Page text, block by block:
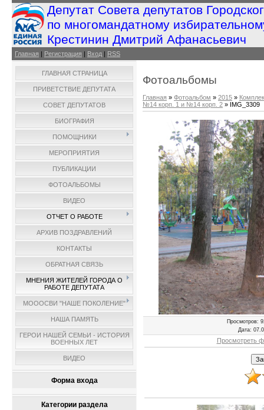
Депутат Совета депутатов
по многомандатному
Крестинин Дмитрий Афанасьевич
Главная | Регистрация | Вход | RSS
ГЛАВНАЯ СТРАНИЦА
ПРИВЕТСТВИЕ ДЕПУТАТА
СОВЕТ ДЕПУТАТОВ
БИОГРАФИЯ
ПОМОЩНИКИ
МЕРОПРИЯТИЯ
ПУБЛИКАЦИИ
ФОТОАЛЬБОМЫ
ВИДЕО
ОТЧЕТ О РАБОТЕ
АРХИВ ПОЗДРАВЛЕНИЙ
КОНТАКТЫ
ОБРАТНАЯ СВЯЗЬ
МНЕНИЯ ЖИТЕЛЕЙ ГОРОДА О
РАБОТЕ ДЕПУТАТА
МОООСВИ "НАШЕ ПОКОЛЕНИЕ"
НАША ПАМЯТЬ
ГЕРОИ НАШЕЙ СЕМЬИ - ИСТОРИЯ
ВОЕННЫХ ЛЕТ
ВИДЕО
Форма входа
Категории раздела
Фотоальбомы
Главная » Фотоальбом » 2015 »
№14 корп. 1 и №14 корп. 2 » IMG_3309
Просмотров:
Дата:
Просмотреть